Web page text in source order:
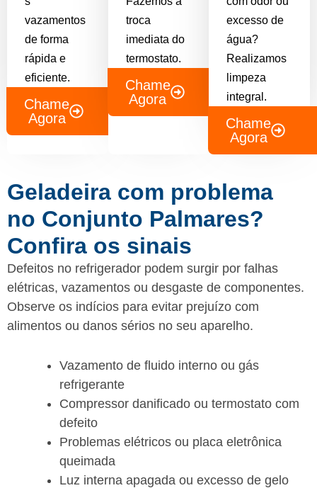
vazamentos
de forma
rápida e
eficiente.
Chame
Agora
troca
imediata do
termostato.
Chame
Agora
excesso de
água?
Realizamos
limpeza
integral.
Chame
Agora
Geladeira com problema
no Conjunto Palmares?
Confira os sinais
Defeitos no refrigerador podem surgir por falhas
elétricas, vazamentos ou desgaste de componentes.
Observe os indícios para evitar prejuízo com
alimentos ou danos sérios no seu aparelho.
Vazamento de fluido interno ou gás
refrigerante
Compressor danificado ou termostato com
defeito
Problemas elétricos ou placa eletrônica
queimada
Luz interna apagada ou excesso de gelo